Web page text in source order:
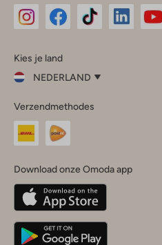
InstagramFacebook
Kies je land
NEDERLAND
je
land
Nederland
Belgique(Français)
Deutschland
Verzendmethodes
Download onze Omoda app